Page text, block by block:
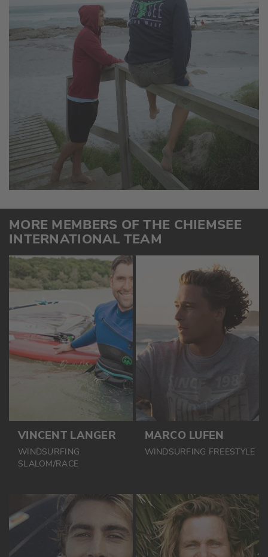
MORE MEMBERS OF THE CHIEMSEE
INTERNATIONAL TEAM
VINCENT LANGER
WINDSURFING
SLALOM/RACE
MARCO LUFEN
WINDSURFING FREESTYLE